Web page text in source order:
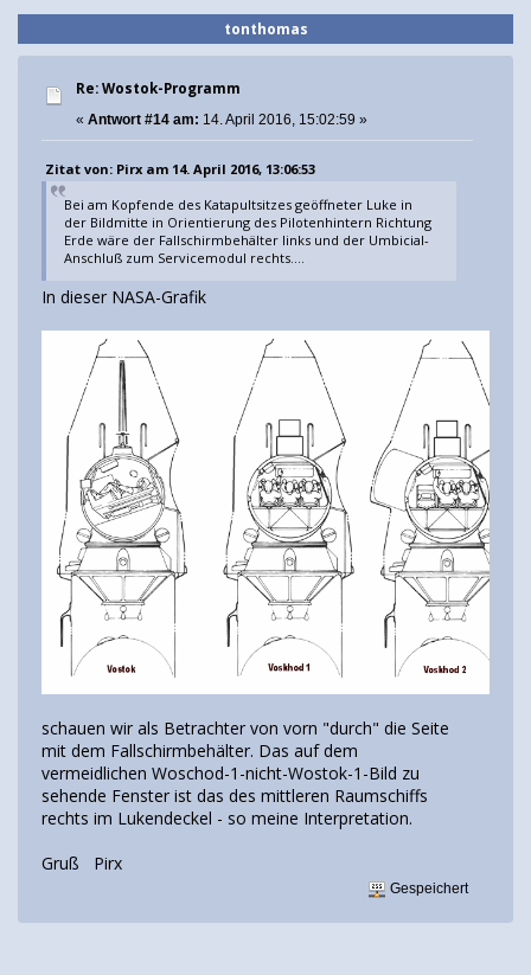
tonthomas
Re: Wostok-Programm
« Antwort #14 am: 14. April 2016, 15:02:59 »
Zitat von: Pirx am 14. April 2016, 13:06:53
Bei am Kopfende des Katapultsitzes geöffneter Luke in
der Bildmitte in Orientierung des Pilotenhintern Richtung
Erde wäre der Fallschirmbehälter links und der Umbicial-
Anschluß zum Servicemodul rechts....
In dieser NASA-Grafik
schauen wir als Betrachter von vorn "durch" die Seite
mit dem Fallschirmbehälter. Das auf dem
vermeidlichen Woschod-1-nicht-Wostok-1-Bild zu
sehende Fenster ist das des mittleren Raumschiffs
rechts im Lukendeckel - so meine Interpretation.
Gruß Pirx
Gespeichert